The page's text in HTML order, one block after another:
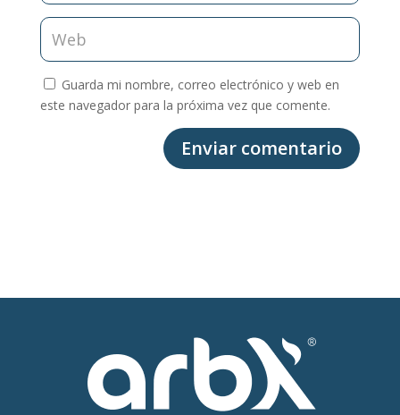
Guarda mi nombre, correo electrónico y web en
este navegador para la próxima vez que comente.
Enviar comentario